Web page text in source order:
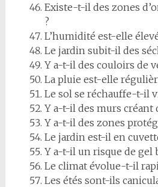
Existe-t-il des zones
?
L’humidité est-elle
Le jardin subit-il des
Y a-t-il des couloirs de
La pluie est-elle
Le sol se réchauffe-t-il
Y a-t-il des murs créant
Y a-t-il des zones
Le jardin est-il en
Y a-t-il un risque de gel
Le climat évolue-t-il
Les étés sont-ils